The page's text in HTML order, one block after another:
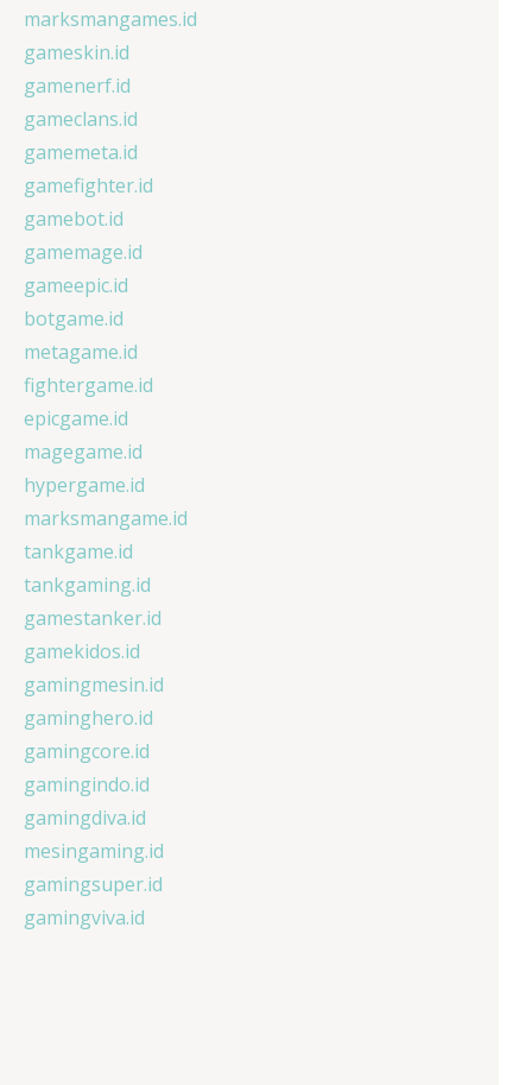
marksmangames.id
gameskin.id
gamenerf.id
gameclans.id
gamemeta.id
gamefighter.id
gamebot.id
gamemage.id
gameepic.id
botgame.id
metagame.id
fightergame.id
epicgame.id
magegame.id
hypergame.id
marksmangame.id
tankgame.id
tankgaming.id
gamestanker.id
gamekidos.id
gamingmesin.id
gaminghero.id
gamingcore.id
gamingindo.id
gamingdiva.id
mesingaming.id
gamingsuper.id
gamingviva.id